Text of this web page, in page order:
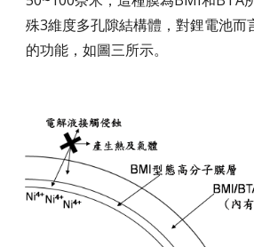
殊3維度多孔隙結構體，對鋰電池而
的功能，如圖三所示。